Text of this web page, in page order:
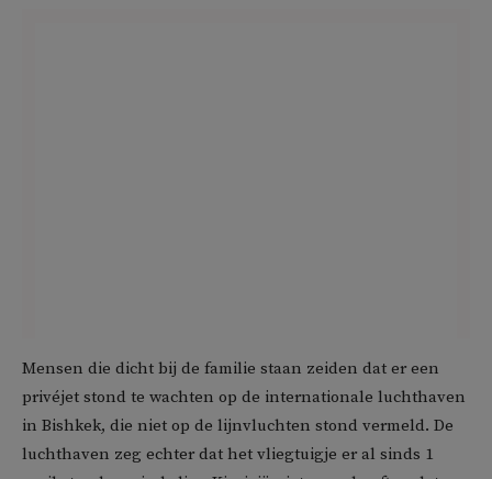
Mensen die dicht bij de familie staan zeiden dat er een
privéjet stond te wachten op de internationale luchthaven
in Bishkek, die niet op de lijnvluchten stond vermeld. De
luchthaven zeg echter dat het vliegtuigje er al sinds 1